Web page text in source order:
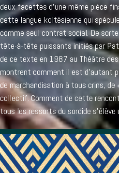
deux facettes d’une même pièce
cette langue koltésienne qui
comme seul contrat social. De
tête-à-tête puissants initiés par
de ce texte en 1987 au Théâtre
montrent comment il est d’autant
de marchandisation à tous crins,
collectif. Comment de cette
tous les ressorts du sordide s’élève